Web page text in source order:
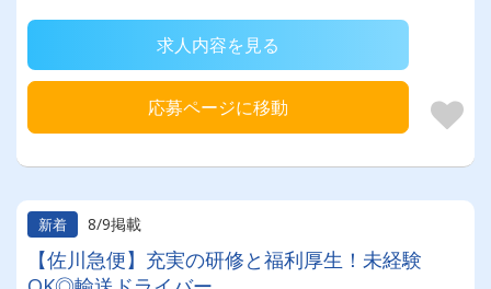
求人内容を見る
応募ページに移動
新着 8/9掲載
【佐川急便】充実の研修と福利厚生！未経験